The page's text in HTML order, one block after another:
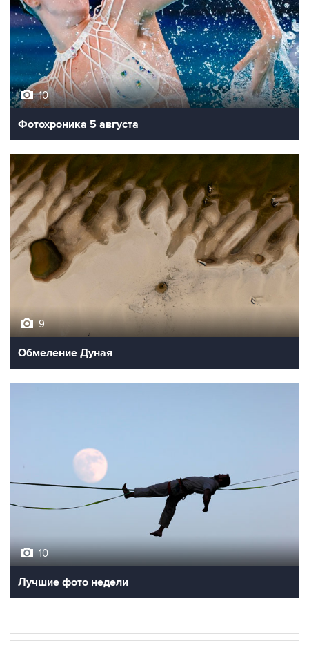
10
Фотохроника 5 августа
9
Обмеление Дуная
10
Лучшие фото недели